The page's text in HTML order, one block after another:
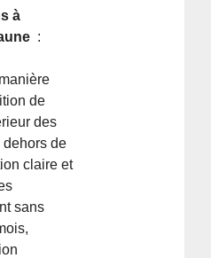
à
:
de
des
dehors de
claire et
sans